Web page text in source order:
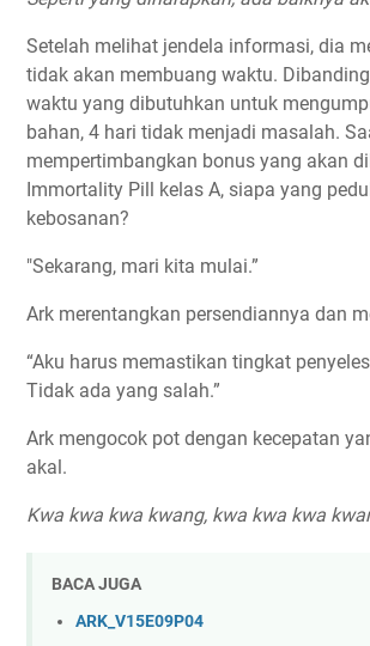
Setelah melihat jendela informasi, dia
tidak akan membuang waktu.
waktu yang dibutuhkan untuk
bahan, 4 hari tidak menjadi masalah.
mempertimbangkan bonus yang akan
Immortality Pill kelas A, siapa yang
kebosanan?
"Sekarang, mari kita mulai.”
Ark merentangkan persendiannya dan
“Aku harus memastikan tingkat
Tidak ada yang salah.”
Ark mengocok pot dengan kecepatan
akal.
Kwa kwa kwa kwang, kwa kwa kwa
BACA JUGA
ARK_V15E09P04